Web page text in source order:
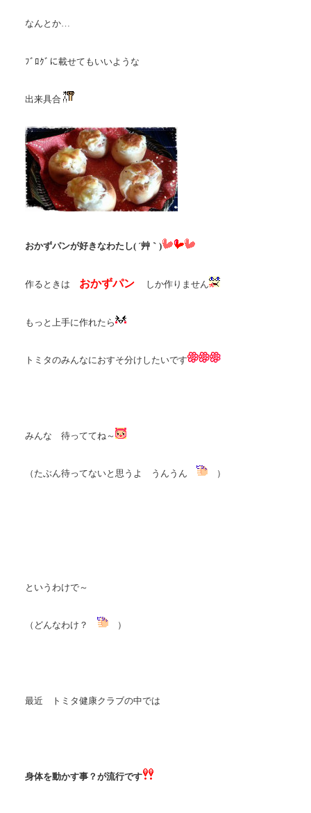
なんとか…
ﾌﾞﾛｸﾞに載せてもいいような
出来具合
おかずパンが好きなわたし( ´艸｀)
作るときは おかずパン しか作りません
もっと上手に作れたら
トミタのみんなにおすそ分けしたいです
みんな 待っててね～
（たぶん待ってないと思うよ うんうん ）
というわけで～
（どんなわけ？ ）
最近 トミタ健康クラブの中では
身体を動かす事？が流行です